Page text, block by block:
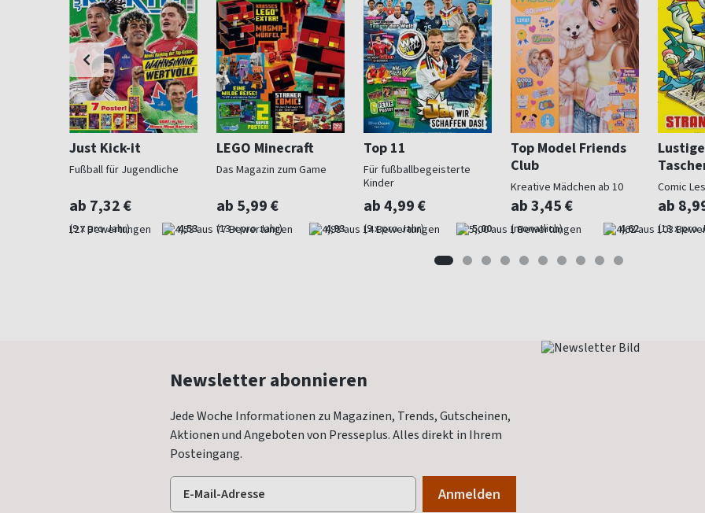
Just Kick-it
Fußball für Jugendliche
ab 7,32 €
(9 x pro Jahr) 4,53
LEGO Minecraft
Das Magazin zum Game
ab 5,99 €
(13 x pro Jahr) 4,93
Top 11
Für fußballbegeisterte
Kinder
ab 4,99 €
(9 x pro Jahr) 5,00
Top Model Friends
Club
Kreative Mädchen ab 10
ab 3,45 €
(monatlich) 4,62
Comic
ab
(13 x pro
Newsletter abonnieren
Jede Woche Informationen zu Magazinen, Trends, Gutscheinen,
Aktionen und Angeboten von Presseplus. Alles direkt in Ihrem
Posteingang.